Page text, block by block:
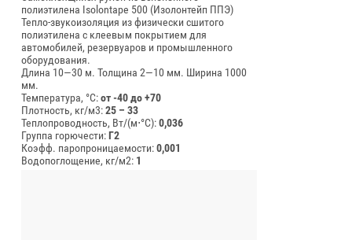
полиэтилена Isolontape 500 (Изолонтейп ППЭ)
Тепло-звукоизоляция из физически сшитого
полиэтилена с клеевым покрытием для
автомобилей, резервуаров и промышленного
оборудования.
Длина 10—30 м. Толщина 2—10 мм. Ширина 1000
мм.
Температура, °C:от -40 до +70
Плотность, кг/м3:25 – 33
Теплопроводность, Вт/(м⋅°С):0,036
Группа горючести:Г2
Коэфф. паропроницаемости:0,001
Водопоглощение, кг/м2: 1